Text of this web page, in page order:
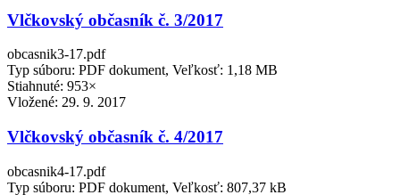
Vlčkovský občasník č. 3/2017
obcasnik3-17.pdf
Typ súboru: PDF dokument, Veľkosť: 1,18 MB
Stiahnuté: 953×
Vložené: 29. 9. 2017
Vlčkovský občasník č. 4/2017
obcasnik4-17.pdf
Typ súboru: PDF dokument, Veľkosť: 807,37 kB